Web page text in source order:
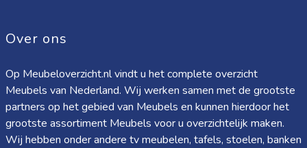
Over ons
Op Meubeloverzicht.nl vindt u het complete overzicht
Meubels van Nederland. Wij werken samen met de grootste
partners op het gebied van Meubels en kunnen hierdoor het
grootste assortiment Meubels voor u overzichtelijk maken.
Wij hebben onder andere tv meubelen, tafels, stoelen, banken